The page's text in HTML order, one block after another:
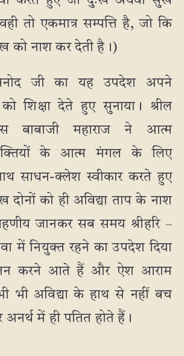
वही तो एकमात्र सम्पत्ति है, जो कि
को नाश कर देती है।)
जी का यह उपदेश अपने
शिक्षा देते हुए सुनाया। श्रील
बाबाजी महाराज ने आत्म
के आत्म मंगल के लिए
साधन-क्लेश स्वीकार करते हुए
को ही अविद्या ताप के नाश
जानकर सब समय श्रीहरि –
में नियुक्त रहने का उपदेश दिया
करने आते हैं और ऐश आराम
भी अविद्या के हाथ से नहीं बच
अनर्थ में ही पतित होते हैं।